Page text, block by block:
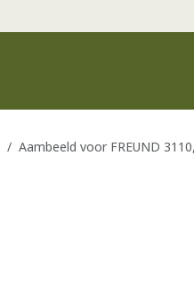
Aambeeld voor FREUND